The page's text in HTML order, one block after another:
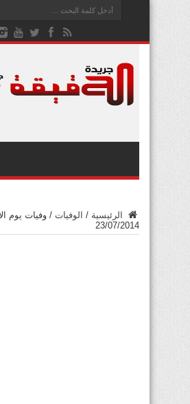
الرئيسية / الوفيات / وفيات يوم
23/07/2014